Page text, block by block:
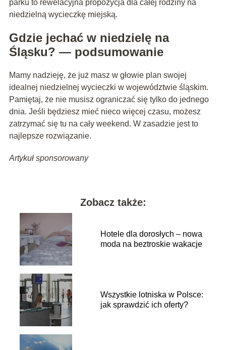
parku to rewelacyjna propozycja dla całej rodziny na
niedzielną wycieczkę miejską.
Gdzie jechać w niedzielę na
Śląsku? — podsumowanie
Mamy nadzieję, że już masz w głowie plan swojej
idealnej niedzielnej wycieczki w województwie śląskim.
Pamiętaj, że nie musisz ograniczać się tylko do jednego
dnia. Jeśli będziesz mieć nieco więcej czasu, możesz
zatrzymać się tu na cały weekend. W zasadzie jest to
najlepsze rozwiązanie.
Artykuł sponsorowany
Zobacz także:
Hotele dla dorosłych – nowa
moda na beztroskie wakacje
Wszystkie lotniska w Polsce:
jak sprawdzić ich oferty?